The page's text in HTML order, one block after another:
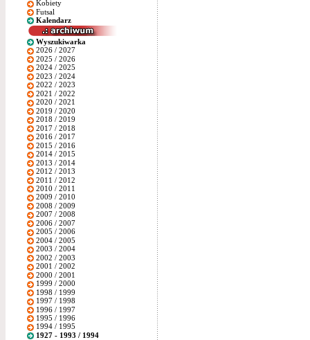
Kobiety
Futsal
Kalendarz
Wyszukiwarka
2026 / 2027
2025 / 2026
2024 / 2025
2023 / 2024
2022 / 2023
2021 / 2022
2020 / 2021
2019 / 2020
2018 / 2019
2017 / 2018
2016 / 2017
2015 / 2016
2014 / 2015
2013 / 2014
2012 / 2013
2011 / 2012
2010 / 2011
2009 / 2010
2008 / 2009
2007 / 2008
2006 / 2007
2005 / 2006
2004 / 2005
2003 / 2004
2002 / 2003
2001 / 2002
2000 / 2001
1999 / 2000
1998 / 1999
1997 / 1998
1996 / 1997
1995 / 1996
1994 / 1995
1927 - 1993 / 1994